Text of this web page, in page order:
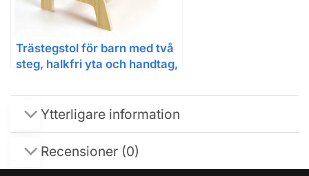
Trästegstol för barn med två
steg, halkfri yta och handtag,
och badrum, från cirka 3 år
Ytterligare information
Recensioner (0)